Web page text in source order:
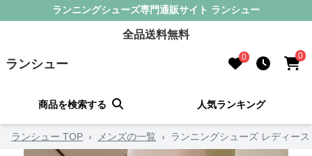
ランニングシューズ専門通販サイト ランシュー
全品送料無料
ランシュー 0 0
商品を検索する 人気ランキング
ランシュー TOP › メンズの一覧 › ランニングシューズ レディー